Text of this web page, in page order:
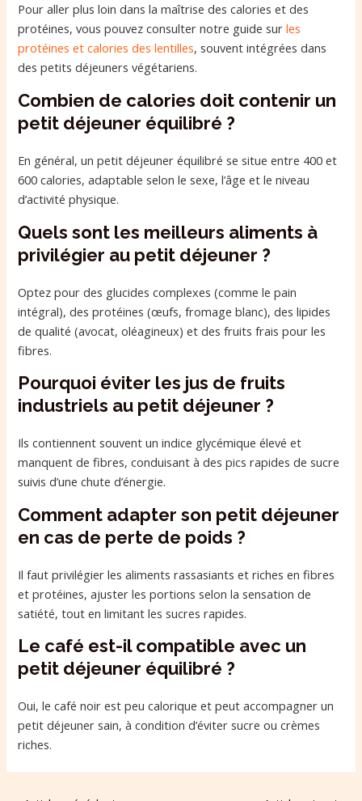
Pour aller plus loin dans la maîtrise des calories et des
protéines, vous pouvez consulter notre guide surles
protéines et calories des lentilles, souvent intégrées dans
des petits déjeuners végétariens.
Combien de calories doit contenir un
petit déjeuner équilibré ?
En général, un petit déjeuner équilibré se situe entre 400 et
600 calories, adaptable selon le sexe, l’âge et le niveau
d’activité physique.
Quels sont les meilleurs aliments à
privilégier au petit déjeuner ?
Optez pour des glucides complexes (comme le pain
intégral), des protéines (œufs, fromage blanc), des lipides
de qualité (avocat, oléagineux) et des fruits frais pour les
fibres.
Pourquoi éviter les jus de fruits
industriels au petit déjeuner ?
Ils contiennent souvent un indice glycémique élevé et
manquent de fibres, conduisant à des pics rapides de sucre
suivis d’une chute d’énergie.
Comment adapter son petit déjeuner
en cas de perte de poids ?
Il faut privilégier les aliments rassasiants et riches en fibres
et protéines, ajuster les portions selon la sensation de
satiété, tout en limitant les sucres rapides.
Le café est-il compatible avec un
petit déjeuner équilibré ?
Oui, le café noir est peu calorique et peut accompagner un
petit déjeuner sain, à condition d’éviter sucre ou crèmes
riches.